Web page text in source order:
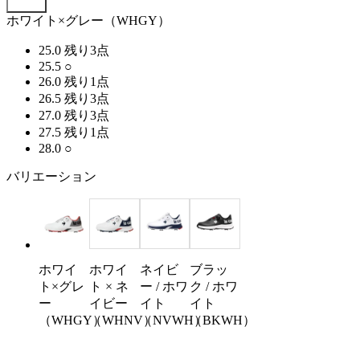
ホワイト×グレー（WHGY）
25.0 残り3点
25.5 ○
26.0 残り1点
26.5 残り3点
27.0 残り3点
27.5 残り1点
28.0 ○
バリエーション
ホワイ
ト×グレ
ー
（WHGY）
ホワイ
ト × ネ
イビー
（WHNV）
ネイビ
ー / ホワ
イト
（NVWH）
ブラッ
ク / ホワ
イト
（BKWH）